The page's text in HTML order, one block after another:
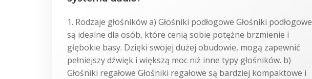
1. Rodzaje głośników a) Głośniki podłogowe Głośniki podłogowe
są idealne dla osób, które cenią sobie potężne brzmienie i
głębokie basy. Dzięki swojej dużej obudowie, mogą zapewnić
pełniejszy dźwięk i większą moc niż inne typy głośników. b)
Głośniki regałowe Głośniki regałowe są bardziej kompaktowe i